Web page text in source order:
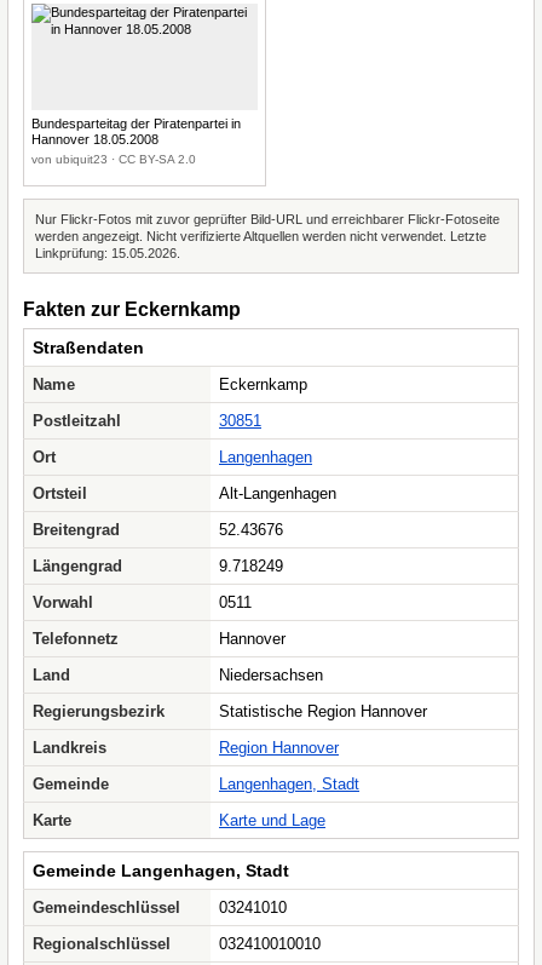
Bundesparteitag der Piratenpartei in
Hannover 18.05.2008
von ubiquit23 · CC BY-SA 2.0
Nur Flickr-Fotos mit zuvor geprüfter Bild-URL und erreichbarer Flickr-Fotoseite
werden angezeigt. Nicht verifizierte Altquellen werden nicht verwendet. Letzte
Linkprüfung: 15.05.2026.
Fakten zur Eckernkamp
Straßendaten
Name
Eckernkamp
Postleitzahl
30851
Ort
Langenhagen
Ortsteil
Alt-Langenhagen
Breitengrad
52.43676
Längengrad
9.718249
Vorwahl
0511
Telefonnetz
Hannover
Land
Niedersachsen
Regierungsbezirk
Statistische Region Hannover
Landkreis
Region Hannover
Gemeinde
Langenhagen, Stadt
Karte
Karte und Lage
Gemeinde Langenhagen, Stadt
Gemeindeschlüssel
03241010
Regionalschlüssel
032410010010